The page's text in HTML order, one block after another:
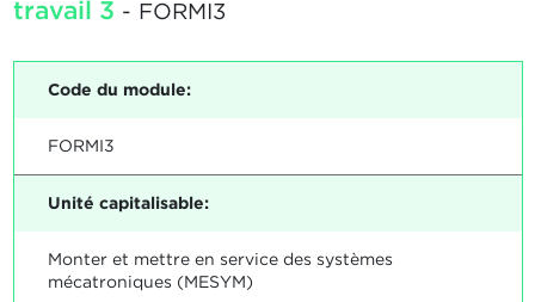
travail 3 - FORMI3
Code du module:
FORMI3
Unité capitalisable:
Monter et mettre en service des systèmes
mécatroniques (MESYM)